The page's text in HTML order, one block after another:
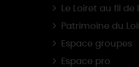
Le Loiret au fil de
Patrimoine du
Espace groupes
Espace pro